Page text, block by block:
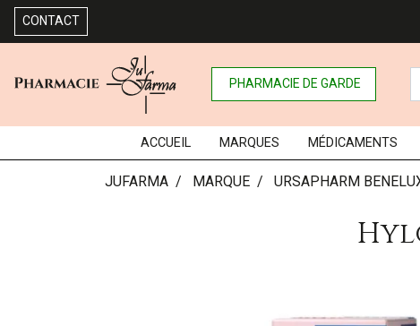
CONTACT
PHARMACIE DE GARDE
ACCUEIL MARQUES MÉDICAMENTS
JUFARMA MARQUE URSAPHARM